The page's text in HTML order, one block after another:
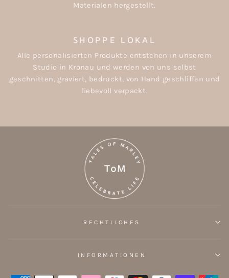
Materialen hergestellt.
SHOPPE LOKAL
Alle personalisierten Produkte entstehen in unserem
Studio in Kronau und werden von uns selbst
geschnitten, graviert, bedruckt, von Hand geschliffen und
liebevoll verpackt.
RECHTLICHES
INFORMATIONEN